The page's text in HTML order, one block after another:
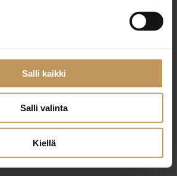
Salli kaikki
Salli valinta
Kiellä